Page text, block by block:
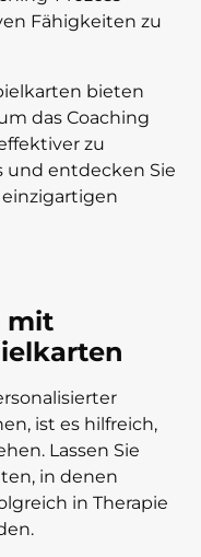
Fähigkeiten zu
bieten
das Coaching
zu
und entdecken Sie
mit
ist es hilfreich,
Lassen Sie
in denen
in Therapie